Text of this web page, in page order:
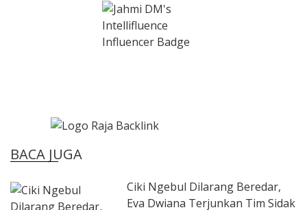
BACA JUGA
Ciki Ngebul Dilarang Beredar,
Eva Dwiana Terjunkan Tim Sidak